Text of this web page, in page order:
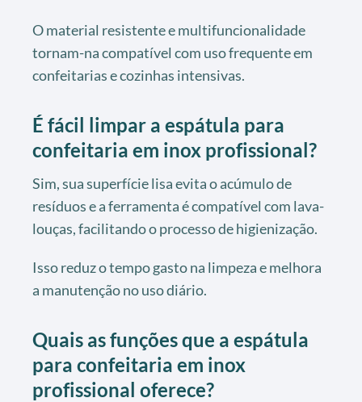
O material resistente e multifuncionalidade
tornam-na compatível com uso frequente em
confeitarias e cozinhas intensivas.
É fácil limpar a espátula para
confeitaria em inox profissional?
Sim, sua superfície lisa evita o acúmulo de
resíduos e a ferramenta é compatível com lava-
louças, facilitando o processo de higienização.
Isso reduz o tempo gasto na limpeza e melhora
a manutenção no uso diário.
Quais as funções que a espátula
para confeitaria em inox
profissional oferece?